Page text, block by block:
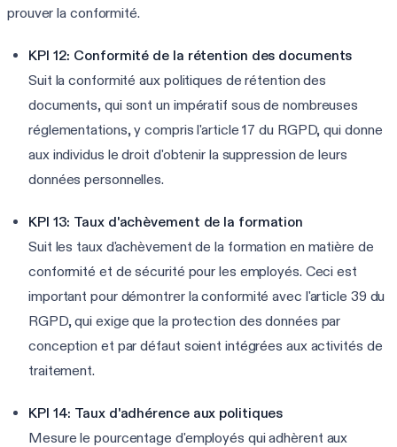
prouver la conformité.
KPI 12: Conformité de la rétention des documents
Suit la conformité aux politiques de rétention des
documents, qui sont un impératif sous de nombreuses
réglementations, y compris l'article 17 du RGPD, qui donne
aux individus le droit d'obtenir la suppression de leurs
données personnelles.
KPI 13: Taux d'achèvement de la formation
Suit les taux d'achèvement de la formation en matière de
conformité et de sécurité pour les employés. Ceci est
important pour démontrer la conformité avec l'article 39 du
RGPD, qui exige que la protection des données par
conception et par défaut soient intégrées aux activités de
traitement.
KPI 14: Taux d'adhérence aux politiques
Mesure le pourcentage d'employés qui adhèrent aux